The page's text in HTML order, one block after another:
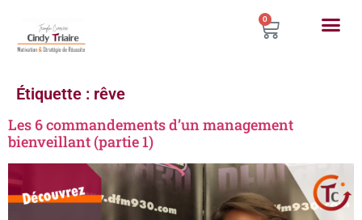
0
Étiquette : rêve
Les 6 commandements d’un management
bienveillant (partie 1)